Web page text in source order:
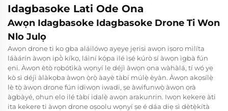
Idagbasoke Lati Ode Ona
Awọn Idagbasoke Idagbasoke Drone Ti Won
Nlo Julọ
Awọn drone ti ko gba aláilówọ ayẹyẹ jẹrisi awọn iṣoro mìlíta
láàárín àwọn ipò̀ kíkọ, láìní kọ́pa ilé ìṣẹ́ kúrò sí àwọn ìgbà fún
ẹni. Àwọn ètò rọbótìkà wọnyí le déjì àwọn ọna wàhàlá, tí wó yẹ
kò sì déjì àlàkọba àwọn ọ̀rọ̀ àayè tàbí múlẹ̀ èyàn. Àwọn akọsílẹ̀
lè tọ̀ àwọn drone fún idiwọn iwadi, ṣe àwifunwọ̀ àwọn ọrà
àgbàyé, ohun elo ilé tàbí idalẹ̀ awọn arakunrin. Iwọn kekere àti
ita kekere ti àwọn drone oṣoolu wọnyí ṣe é dáa diẹ sì dètẹ̀kítà